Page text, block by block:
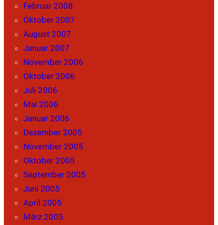
Februar 2008
Oktober 2007
August 2007
Januar 2007
November 2006
Oktober 2006
Juli 2006
Mai 2006
Januar 2006
Dezember 2005
November 2005
Oktober 2005
September 2005
Juni 2005
April 2005
März 2005